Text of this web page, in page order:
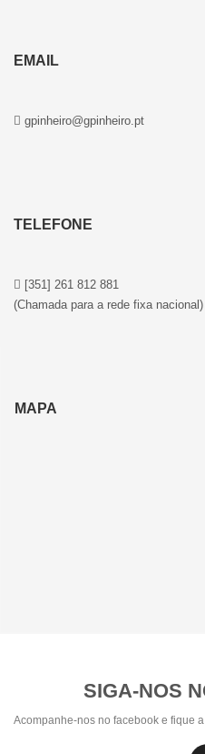
EMAIL
gpinheiro@gpinheiro.pt
TELEFONE
[351] 261 812 881
(Chamada para a rede fixa nacional)
MAPA
SIGA-NOS
Acompanhe-nos no facebook e fique